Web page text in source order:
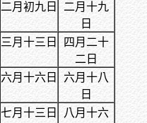
二月初九日
二月十九
日
三月十三日
四月二十
二日
六月十六日
六月十八
日
七月十三日
八月十六